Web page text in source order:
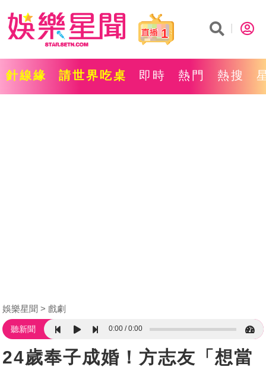
1
針線緣 請世界吃桌 即時 熱門 熱搜
娛樂星聞 戲劇
聽新聞 0:00 0:00
24歲奉子成婚！方志友「想當